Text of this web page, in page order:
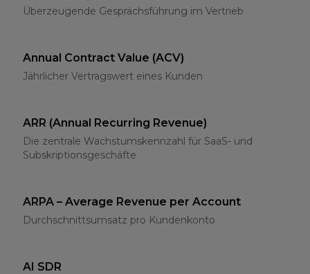
Überzeugende Gesprächsführung im Vertrieb
Annual Contract Value (ACV)
Jährlicher Vertragswert eines Kunden
ARR (Annual Recurring Revenue)
Die zentrale Wachstumskennzahl für SaaS- und
Subskriptionsgeschäfte
ARPA – Average Revenue per Account
Durchschnittsumsatz pro Kundenkonto
AI SDR